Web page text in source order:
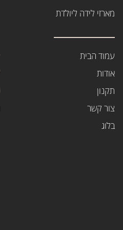
מארזי לידה ליולדת
עמוד הבית
אודות
תקנון
צור קשר
בלוג